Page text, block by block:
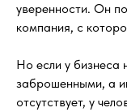
уверенности. Он
компания, с
Но если у бизнеса
заброшенными, а
отсутствует, у